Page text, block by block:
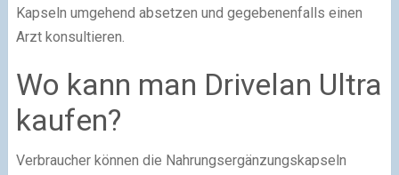
Kapseln umgehend absetzen und gegebenenfalls einen
Arzt konsultieren.
Wo kann man Drivelan Ultra
kaufen?
Verbraucher können die Nahrungsergänzungskapseln